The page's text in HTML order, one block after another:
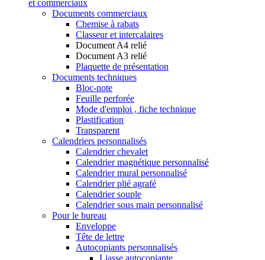
et commerciaux
Documents commerciaux
Chemise à rabats
Classeur et intercalaires
Document A4 relié
Document A3 relié
Plaquette de présentation
Documents techniques
Bloc-note
Feuille perforée
Mode d'emploi , fiche technique
Plastification
Transparent
Calendriers personnalisés
Calendrier chevalet
Calendrier magnétique personnalisé
Calendrier mural personnalisé
Calendrier plié agrafé
Calendrier souple
Calendrier sous main personnalisé
Pour le bureau
Enveloppe
Tête de lettre
Autocopiants personnalisés
Liasse autocopiante